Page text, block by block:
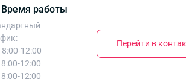
Время работы
12:00
12:00
12:00
Перейти в